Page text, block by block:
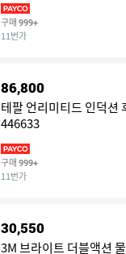
구매 999+
11번가
86,800
테팔 언리미티드 인덕션
446633
구매 999+
11번가
30,550
3M 브라이트 더블액션